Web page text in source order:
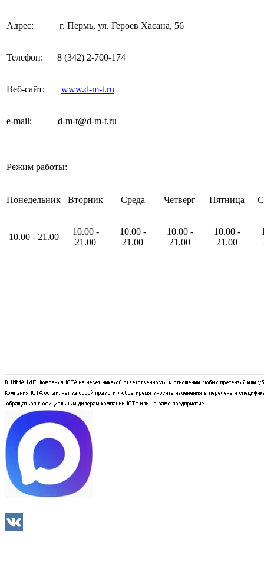
Адрес: г. Пермь, ул. Героев Хасана, 56
Телефон: 8 (342) 2-700-174
Веб-сайт: www.d-m-t.ru
e-mail: d-m-t@d-m-t.ru
Режим работы:
Понедельник Вторник Среда Четверг Пятница
10.00 -21 .00
10.00 -
21 .00
10.00 -
21 .00
10.00 -
21 .00
10.00 -
21 .00